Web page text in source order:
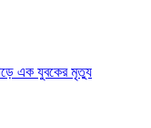
পড়ে এক যুবকের মৃত্যু